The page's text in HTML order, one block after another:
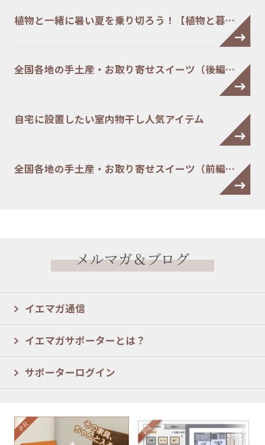
植物と一緒に暑い夏を乗り切ろう！【植物と暮…
全国各地の手土産・お取り寄せスイーツ（後編…
自宅に設置したい室内物干し人気アイテム
全国各地の手土産・お取り寄せスイーツ（前編…
メルマガ＆ブログ
イエマガ通信
イエマガサポーターとは？
サポーターログイン